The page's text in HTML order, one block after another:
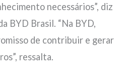
necessários”, diz
BYD Brasil. “Na BYD,
de contribuir e gerar
ressalta.